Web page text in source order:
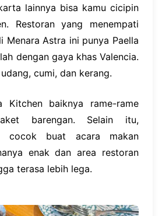
lainnya bisa kamu cicipin
Restoran yang menempati
Menara Astra ini punya Paella
dengan gaya khas Valencia.
cumi, dan kerang.
Kitchen baiknya rame-rame
barengan. Selain itu,
cocok buat acara makan
enak dan area restoran
terasa lebih lega.